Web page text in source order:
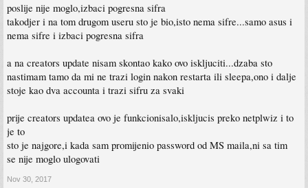
poslije nije moglo,izbaci pogresna sifra
takodjer i na tom drugom useru sto je bio,isto nema sifre...samo asus i
nema sifre i izbaci pogresna sifra
a na creators update nisam skontao kako ovo iskljuciti...dzaba sto
nastimam tamo da mi ne trazi login nakon restarta ili sleepa,ono i dalje
stoje kao dva accounta i trazi sifru za svaki
prije creators updatea ovo je funkcionisalo,iskljucis preko netplwiz i to
je to
sto je najgore,i kada sam promijenio password od MS maila,ni sa tim
se nije moglo ulogovati
Nov 30, 2017